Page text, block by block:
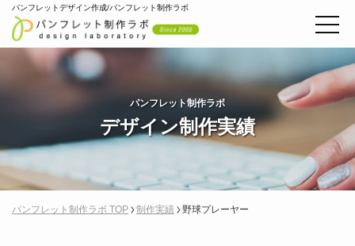
パンフレットデザイン作成/パンフレット制作ラボ
パンフレット制作ラボ
デザイン制作実績
パンフレット制作ラボ TOP 制作実績 野球プレーヤー